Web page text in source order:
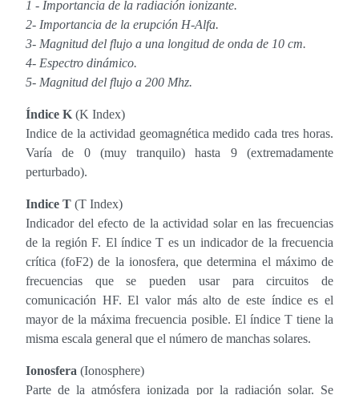
1 - Importancia de la radiación ionizante.
2- Importancia de la erupción H-Alfa.
3- Magnitud del flujo a una longitud de onda de 10 cm.
4- Espectro dinámico.
5- Magnitud del flujo a 200 Mhz.
Índice K(K Index)
Indice de la actividad geomagnética medido cada tres horas.
Varía de 0 (muy tranquilo) hasta 9 (extremadamente
perturbado).
Indice T (T Index)
Indicador del efecto de la actividad solar en las frecuencias
de la región F. El índice T es un indicador de la frecuencia
crítica (foF2) de la ionosfera, que determina el máximo de
frecuencias que se pueden usar para circuitos de
comunicación HF. El valor más alto de este índice es el
mayor de la máxima frecuencia posible. El índice T tiene la
misma escala general que el número de manchas solares.
Ionosfera (Ionosphere)
Parte de la atmósfera ionizada por la radiación solar. Se